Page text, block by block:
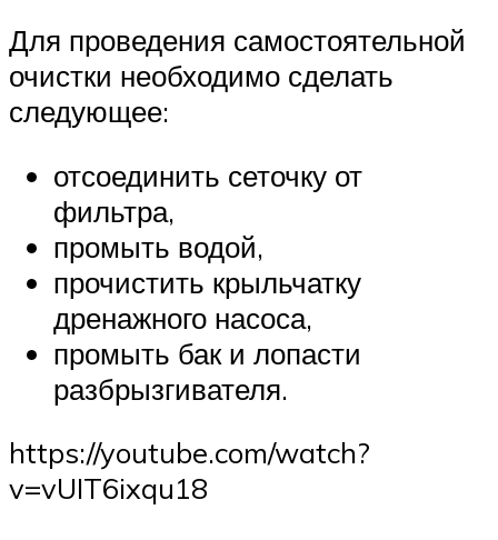
Для проведения самостоятельной
очистки необходимо сделать
следующее:
отсоединить сеточку от
фильтра,
промыть водой,
прочистить крыльчатку
дренажного насоса,
промыть бак и лопасти
разбрызгивателя.
https://youtube.com/watch?
v=vUIT6ixqu18